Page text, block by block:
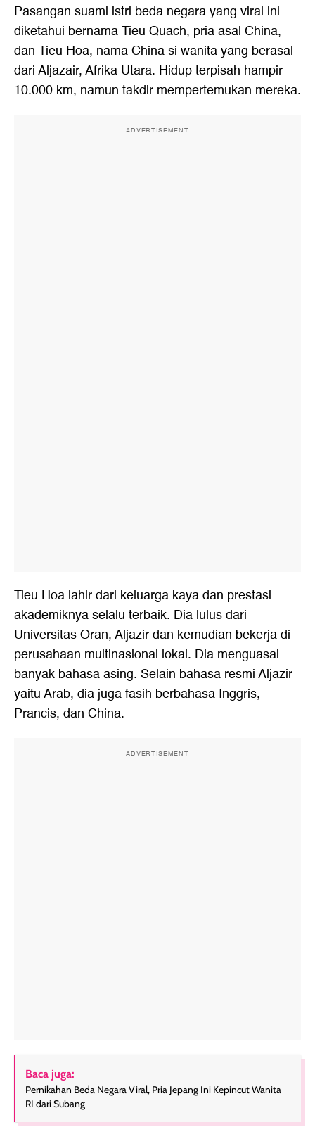
Pasangan suami istri beda negara yang viral ini
diketahui bernama Tieu Quach, pria asal China,
dan Tieu Hoa, nama China si wanita yang berasal
dari Aljazair, Afrika Utara. Hidup terpisah hampir
10.000 km, namun takdir mempertemukan mereka.
ADVERTISEMENT
Tieu Hoa lahir dari keluarga kaya dan prestasi
akademiknya selalu terbaik. Dia lulus dari
Universitas Oran, Aljazir dan kemudian bekerja di
perusahaan multinasional lokal. Dia menguasai
banyak bahasa asing. Selain bahasa resmi Aljazir
yaitu Arab, dia juga fasih berbahasa Inggris,
Prancis, dan China.
ADVERTISEMENT
Baca juga:
Pernikahan Beda Negara Viral, Pria Jepang Ini Kepincut Wanita
RI dari Subang